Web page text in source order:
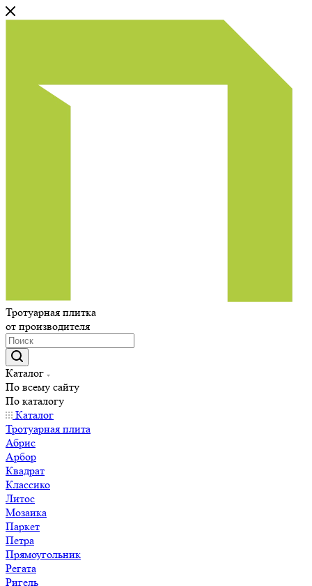
Тротуарная плитка
от производителя
Каталог
По всему сайту
По каталогу
Каталог
Тротуарная плита
Абрис
Арбор
Квадрат
Классико
Литос
Мозаика
Паркет
Петра
Прямоугольник
Регата
Ригель